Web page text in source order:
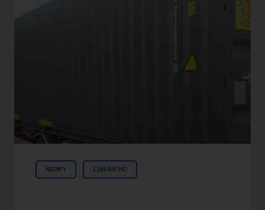
NOWY 12M/40'HC